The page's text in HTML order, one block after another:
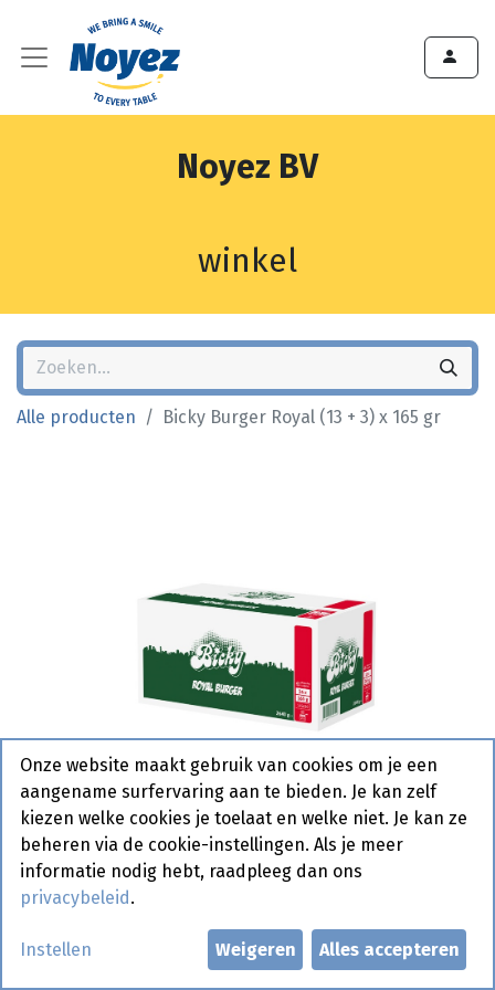
Noyez BV
winkel
Alle producten Bicky Burger Royal (13 + 3) x 165 gr
Bicky Burger Royal (13 + 3) x 165
gr
Onze website maakt gebruik van cookies om je een
aangename surfervaring aan te bieden. Je kan zelf
kiezen welke cookies je toelaat en welke niet. Je kan ze
beheren via de cookie-instellingen. Als je meer
informatie nodig hebt, raadpleeg dan ons
privacybeleid .
Instellen Weigeren Alles accepteren